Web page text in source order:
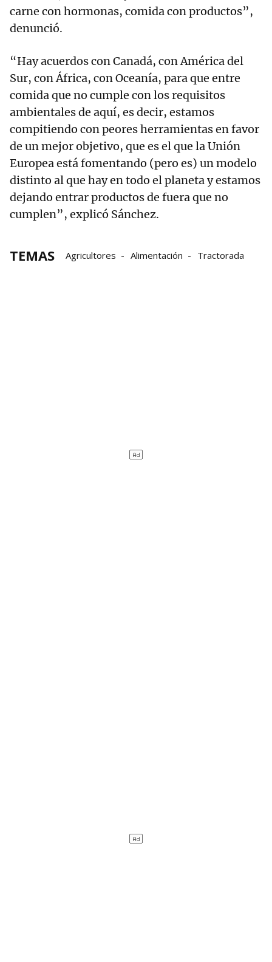
carne con hormonas, comida con productos”,
denunció.
“Hay acuerdos con Canadá, con América del
Sur, con África, con Oceanía, para que entre
comida que no cumple con los requisitos
ambientales de aquí, es decir, estamos
compitiendo con peores herramientas en favor
de un mejor objetivo, que es el que la Unión
Europea está fomentando (pero es) un modelo
distinto al que hay en todo el planeta y estamos
dejando entrar productos de fuera que no
cumplen”, explicó Sánchez.
TEMAS Agricultores Alimentación Tractorada